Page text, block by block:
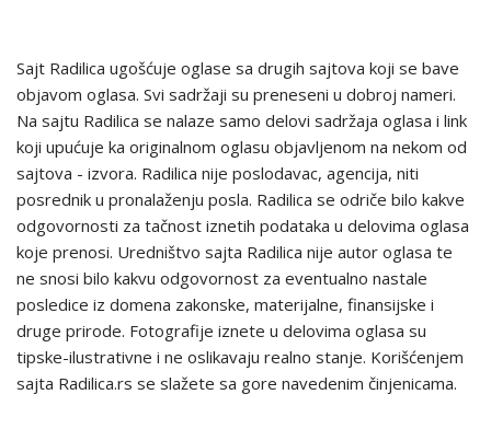
Sajt Radilica ugošćuje oglase sa drugih sajtova koji se bave
objavom oglasa. Svi sadržaji su preneseni u dobroj nameri.
Na sajtu Radilica se nalaze samo delovi sadržaja oglasa i link
koji upućuje ka originalnom oglasu objavljenom na nekom od
sajtova - izvora. Radilica nije poslodavac, agencija, niti
posrednik u pronalaženju posla. Radilica se odriče bilo kakve
odgovornosti za tačnost iznetih podataka u delovima oglasa
koje prenosi. Uredništvo sajta Radilica nije autor oglasa te
ne snosi bilo kakvu odgovornost za eventualno nastale
posledice iz domena zakonske, materijalne, finansijske i
druge prirode. Fotografije iznete u delovima oglasa su
tipske-ilustrativne i ne oslikavaju realno stanje. Korišćenjem
sajta Radilica.rs se slažete sa gore navedenim činjenicama.